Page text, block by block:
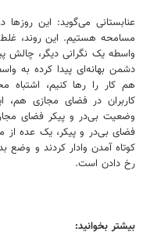
عنابستانی می‌گوید: این
مسامحه هستیم. این روند،
واسطه یک نگرانی دیگر، چالش
دشمن بهانه‌ای پیدا کرده به
هم کار را رها کنیم،
کاربران در فضای مجازی هم،
وضعیت بی‌در و پیکر فضای
فضای بی‌در و پیکر، یک عده از
کوتاه آمدن وادار کردند و
رخ دادن است.
بیشتر بخوانید: